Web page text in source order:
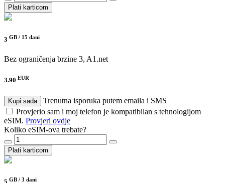
Plati karticom
3 GB / 15 dani
Bez ograničenja brzine 3, A1.net
3.90 EUR
Kupi sada
Trenutna isporuka putem emaila i SMS
Provjerio sam i moj telefon je kompatibilan s tehnologijom
eSIM. Provjeri ovdje
Koliko eSIM-ova trebate?
Plati karticom
GB / 3 dani